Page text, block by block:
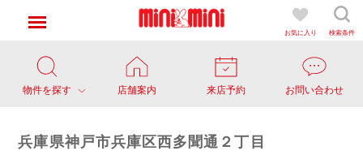
お気に入り 検索条件
物件を探す 店舗案内 来店予約 お問い合わせ
兵庫県神戸市兵庫区西多聞通２丁目